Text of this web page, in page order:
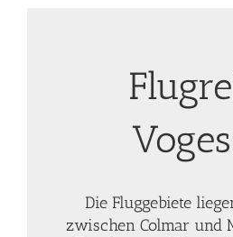
Die Fluggebiete
zwischen Colmar und